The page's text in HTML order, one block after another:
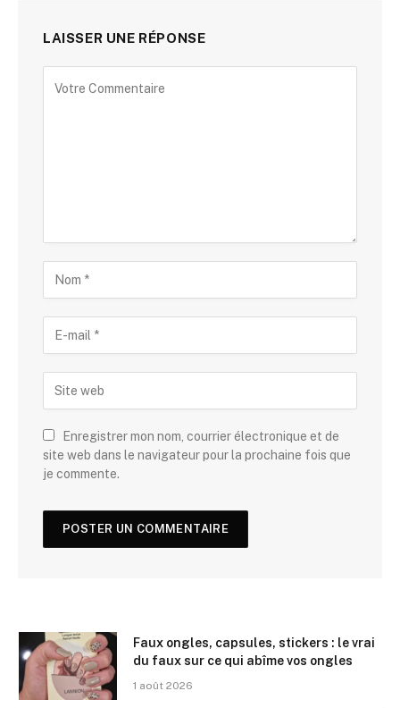
LAISSER UNE RÉPONSE
Enregistrer mon nom, courrier électronique et de
site web dans le navigateur pour la prochaine fois que
je commente.
Faux ongles, capsules, stickers : le vrai
du faux sur ce qui abîme vos ongles
1 août 2026